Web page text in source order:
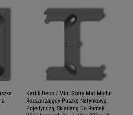
Karlik Deco / Mini Szary Mat Moduł
Rozszerzający Puszkę Natynkową
Pojedynczą, Składaną Do Ramek